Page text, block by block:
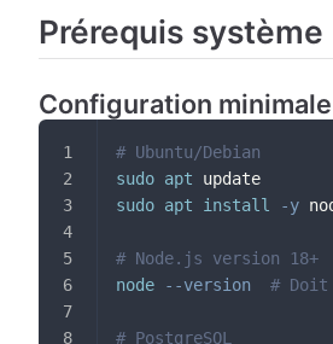
Prérequis système
Configuration minimale
# Ubuntu/Debian
sudo apt update
sudo apt install -y
# Node.js version 18+
node
--version #
# PostgreSQL